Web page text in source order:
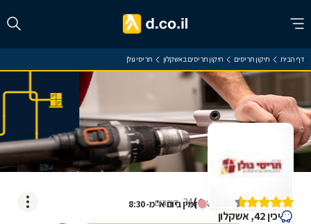
דף הבית תיקון תריסים תיקון תריסים באשקלון תריסי גולן
זמין ביום א' מ-8:304.6
)
34דירוגים
יכין 42, אשקלון